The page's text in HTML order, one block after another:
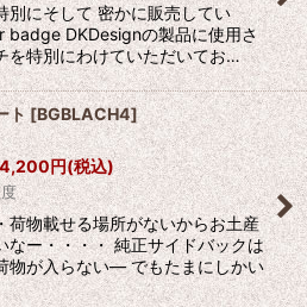
別にそして 密かに販売してい
badge DKDesignの製品に使用さ
を特別にわけていただいてお…
ト [BGBLACH4]
円(税込)
荷物載せる場所がないからお土産
なー・・・・ 純正サイドバックは
物が入らない― でもたまにしかい